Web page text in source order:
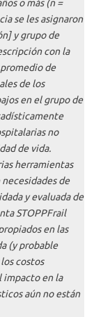
o más (n =
se les asignaron
y grupo de
con la
de
de los
en el grupo de
no
de vida.
herramientas
de
y evaluada de
STOPPFrail
en las
(y probable
costos
impacto en la
aún no están